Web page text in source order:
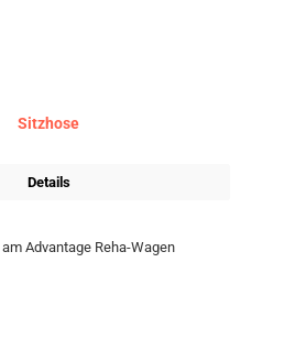
Sitzhose
Details